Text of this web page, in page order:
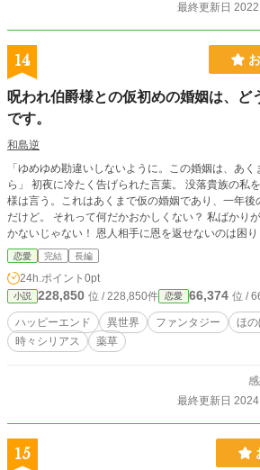
最終更新日
14
呪われ伯爵様との仮初めの婚姻は、ど
です。
和島逆
「ゆめゆめ勘違いしないように。この婚姻は、あ
ら」 初夜に冷たく告げられた言葉。 没落貴族の私を借金から救ってくれた伯爵
様は言う。これはあくまで仮の婚姻であり、一年後
だけど。 それって何だかおかしくない？ 私ばかりが得をして、あなたには損し
かないじゃない！ 恩人相手に恩を返せないのは困りもの。 納得いかない私は、
すぐさま伯爵様を直撃することにした。さあさあ、
ましょうか！ そうして明らかになったのは、伯爵家に代々続く『呪い』の存
在。 一体呪いとは何なのか？ 解呪するためにはどうすれ
のため、そして何より二人で幸せを掴むため。 ち
新生活が始まりました。
恋愛 完結 長編
24h.ポイント 0pt
小説 228,850 位 / 228,850件 恋愛 66,374 位 /
ハッピーエンド 異世界 ファンタジー ほ
時々シリアス
薬草
最終更新日
15